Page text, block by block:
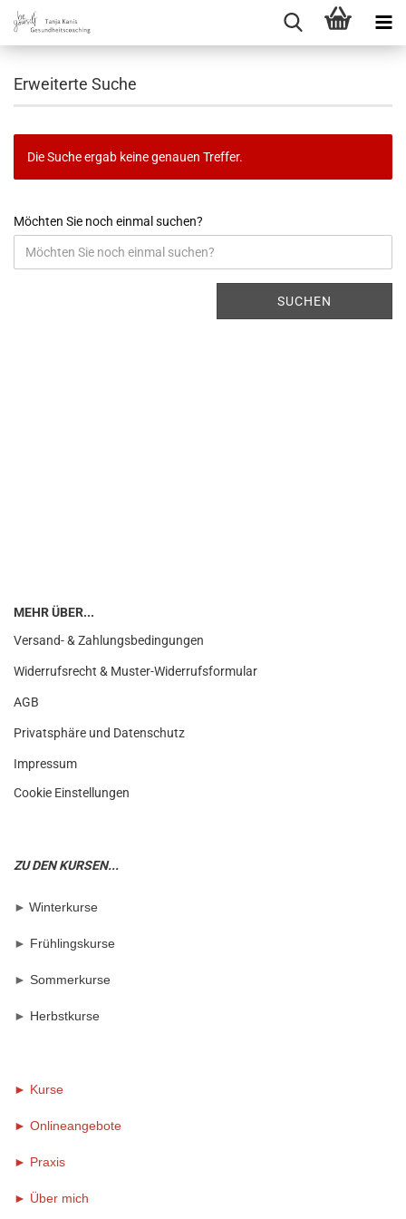
Erweiterte Suche
Die Suche ergab keine genauen Treffer.
Möchten Sie noch einmal suchen?
SUCHEN
MEHR ÜBER...
Versand- & Zahlungsbedingungen
Widerrufsrecht & Muster-Widerrufsformular
AGB
Privatsphäre und Datenschutz
Impressum
Cookie Einstellungen
ZU DEN KURSEN...
► Winterkurse
► Frühlingskurse
► Sommerkurse
► Herbstkurse
► Kurse
► Onlineangebote
► Praxis
► Über mich